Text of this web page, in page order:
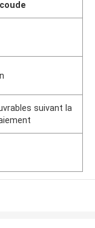
suivant la